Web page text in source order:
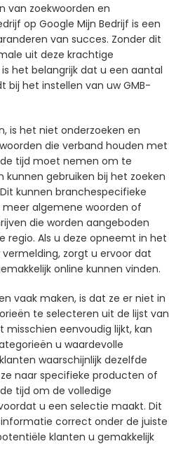
van zoekwoorden en
op Google Mijn Bedrijf is een
van succes. Zonder dit
uit deze krachtige
het belangrijk dat u een aantal
het instellen van uw GMB-
is het niet onderzoeken en
die verband houden met
tijd moet nemen om te
gebruiken bij het zoeken
kunnen branchespecifieke
algemene woorden of
die worden aangeboden
regio. Als u deze opneemt in het
zorgt u ervoor dat
online kunnen vinden.
vaak maken, is dat ze er niet in
te selecteren uit de lijst van
misschien eenvoudig lijkt, kan
u waardevolle
waarschijnlijk dezelfde
naar specifieke producten of
tijd om de volledige
u een selectie maakt. Dit
correct onder de juiste
klanten u gemakkelijk